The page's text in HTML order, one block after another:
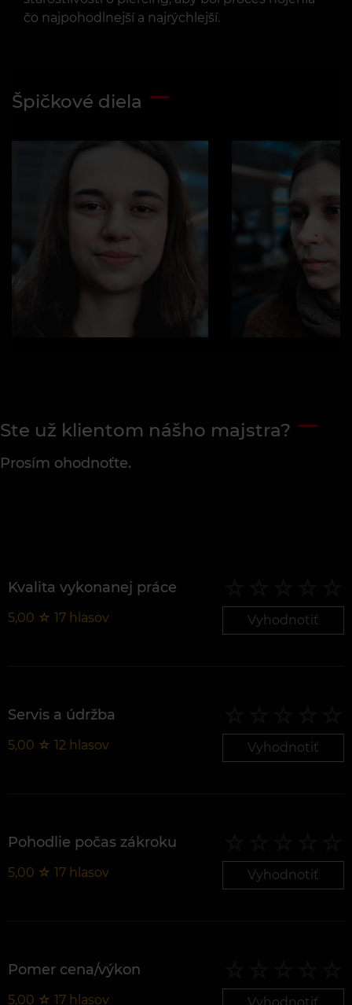
čo najpohodlnejší a najrýchlejší.
Špičkové diela
Ste už klientom nášho majstra?
Prosím ohodnoťte.
Kvalita vykonanej práce
5,00 ☆ 17 hlasov Vyhodnotiť
Servis a údržba
5,00 ☆ 12 hlasov Vyhodnotiť
Pohodlie počas zákroku
5,00 ☆ 17 hlasov Vyhodnotiť
Pomer cena/výkon
5,00 ☆ 17 hlasov